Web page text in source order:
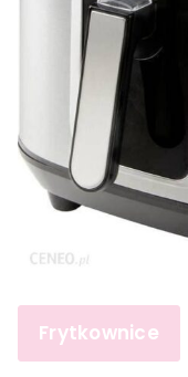
Frytkownice